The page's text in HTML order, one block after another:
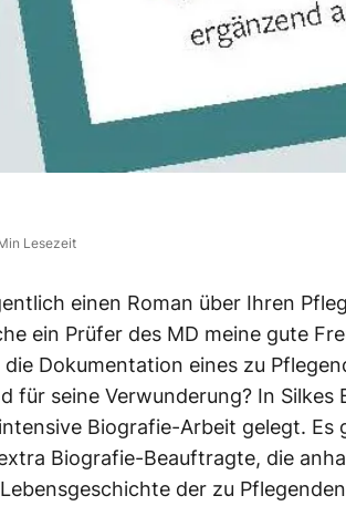
Lesezeit
einen Roman über Ihren
ein Prüfer des MD meine gute
die Dokumentation eines zu
für seine Verwunderung? In Silkes
Biografie-Arbeit gelegt. Es
Biografie-Beauftragte, die
der zu